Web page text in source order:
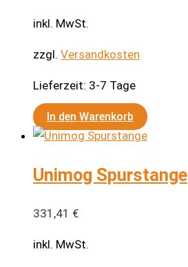
inkl. MwSt.
zzgl. Versandkosten
Lieferzeit: 3-7 Tage
In den Warenkorb
Unimog Spurstange
331,41 €
inkl. MwSt.